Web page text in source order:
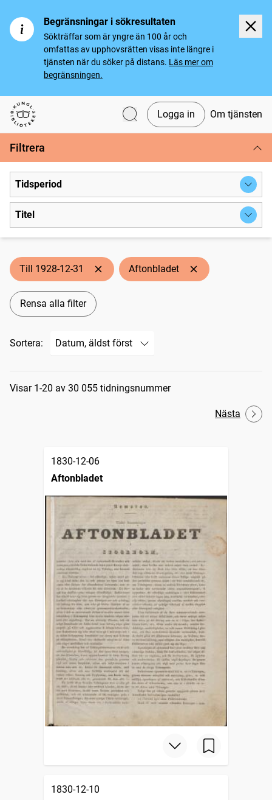
Begränsningar i sökresultaten
Sökträffar som är yngre än 100 år och
omfattas av upphovsrätten visas inte längre i
tjänsten när du söker på distans. Läs mer om
begränsningen.
Svenska tidningar
Logga in Om tjänsten
Filtrera
Tidsperiod
Titel
Till 1928-12-31 Aftonbladet
Rensa alla filter
Sortera:
Sökresultat
Visar 1-20 av 30 055 tidningsnummer
Nästa
1830-12-06
Aftonbladet
1830-12-10